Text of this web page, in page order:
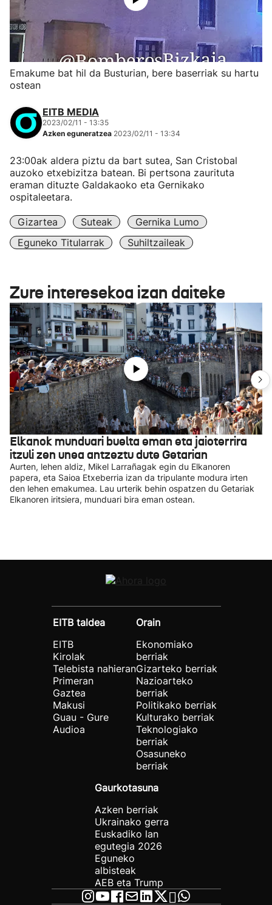
Emakume bat hil da Busturian, bere baserriak su hartu
ostean
EITB MEDIA
2023/02/11 - 13:35
Azken eguneratzea 2023/02/11 - 13:34
23:00ak aldera piztu da bart sutea, San Cristobal
auzoko etxebizitza batean. Bi pertsona zaurituta
eraman dituzte Galdakaoko eta Gernikako
ospitaleetara.
Gizartea Suteak
Gernika Lumo
Eguneko Titularrak
Suhiltzaileak
Zure interesekoa izan daiteke
Elkanok munduari buelta eman eta jaioterrira
itzuli zen unea antzeztu dute Getarian
Aurten, lehen aldiz, Mikel Larrañagak egin du Elkanoren
papera, eta Saioa Etxeberria izan da tripulante modura irten
den lehen emakumea. Lau urterik behin ospatzen du Getariak
Elkanoren iritsiera, munduari bira eman ostean.
EITB taldea
EITB
Kirolak
Telebista nahieran
Primeran
Gaztea
Makusi
Guau - Gure
Audioa
Orain
Ekonomiako
berriak
Gizarteko berriak
Nazioarteko
berriak
Politikako berriak
Kulturako berriak
Teknologiako
berriak
Osasuneko
berriak
Gaurkotasuna
Azken berriak
Ukrainako gerra
Euskadiko lan
egutegia 2026
Eguneko
albisteak
AEB eta Trump